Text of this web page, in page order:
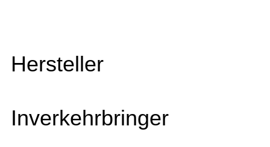
Hersteller
Inverkehrbringer